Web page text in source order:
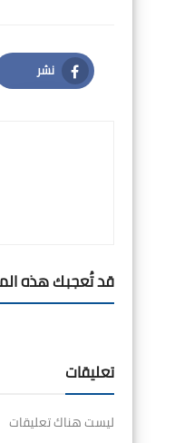
نشر
Facebook
قد تُعجبك هذه
تعليقات
ليست هناك تعليقات